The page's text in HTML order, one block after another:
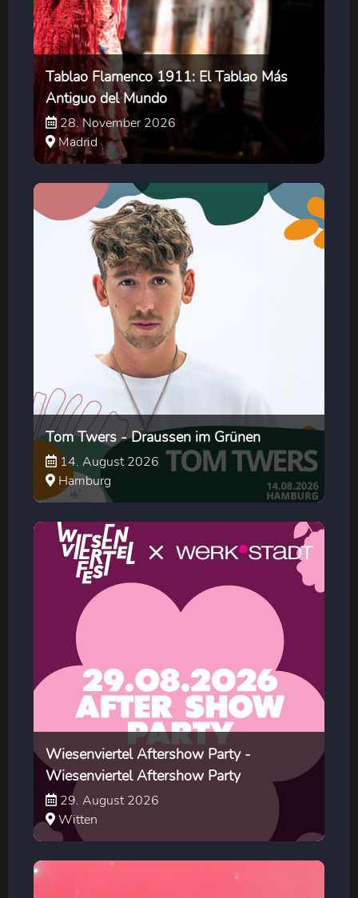
Tablao Flamenco 1911: El Tablao Más
Antiguo del Mundo
28. November 2026
Madrid
Tom Twers - Draussen im Grünen
14. August 2026
Hamburg
Wiesenviertel Aftershow Party -
Wiesenviertel Aftershow Party
29. August 2026
Witten